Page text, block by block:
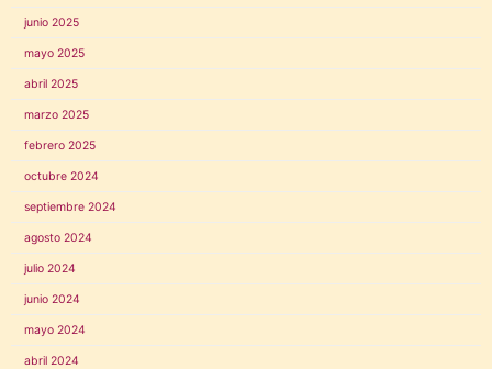
junio 2025
mayo 2025
abril 2025
marzo 2025
febrero 2025
octubre 2024
septiembre 2024
agosto 2024
julio 2024
junio 2024
mayo 2024
abril 2024